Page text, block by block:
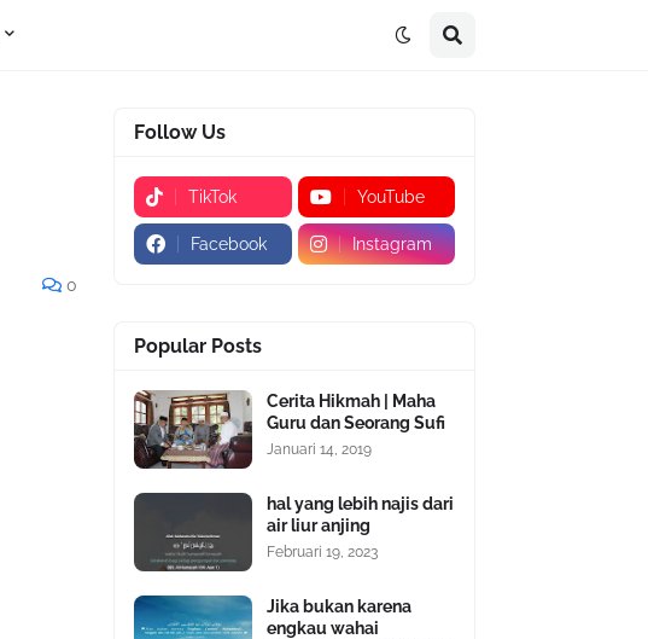
0
Follow Us
TikTok YouTube
Facebook Instagram
Popular Posts
Cerita Hikmah | Maha
Guru dan Seorang Sufi
Januari 14, 2019
hal yang lebih najis dari
air liur anjing
Februari 19, 2023
Jika bukan karena
engkau wahai